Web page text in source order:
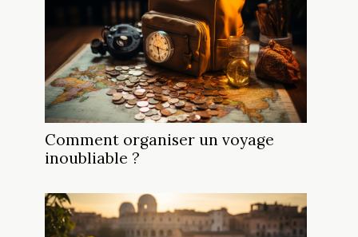
Comment organiser un voyage
inoubliable ?